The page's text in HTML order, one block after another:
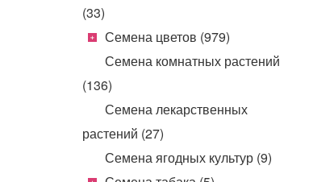
(33)
Семена цветов (979)
Семена комнатных растений
(136)
Семена лекарственных
растений (27)
Семена ягодных культур (9)